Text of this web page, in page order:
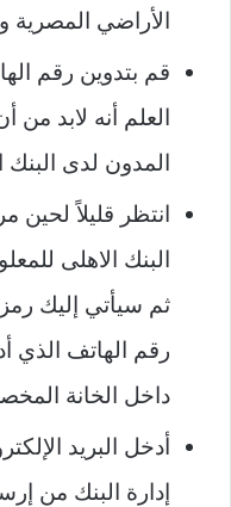
الأراضي
قم بتدوين رقم
العلم أنه لابد
المدون لدى البنك
انتظر قليلاً لحين
البنك الاهلى
ثم سيأتي إليك
رقم الهاتف الذي
داخل الخانة
أدخل البريد
إدارة البنك من